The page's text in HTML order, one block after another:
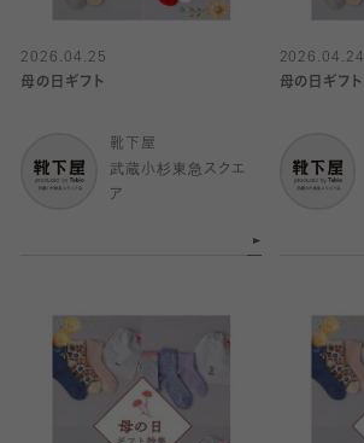
2026.04.25
母の日ギフト
靴下屋
武蔵小杉東急スクエ
ア
2026.04.24
母の日ギフト